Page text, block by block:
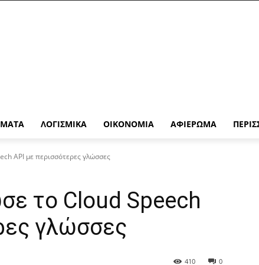
ΛΟΓΙΣΜΙΚΆ ΟΙΚΟΝΟΜΊΑ ΑΦΙΈΡΩΜΑ
API με περισσότερες γλώσσες
το Cloud Speech
γλώσσες
0
410